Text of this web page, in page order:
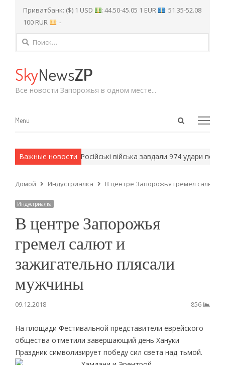
Приватбанк: ($) 1 USD : 44.50-45.05 1 EUR
: 51.35-52.08
100 RUR
: -
Найти:
SkyNewsZP
Все новости Запорожья в одном месте...
Open
Menu
Menu
Важные новости
методы. Російські війська завдали 974 удари по
Домой Индустриалка В центре Запорожья гремел салют
Индустриалка
В центре Запорожья
гремел салют и
зажигательно плясали
мужчины
09.12.2018 856
На площади Фестивальной представители еврейского
общества отметили завершающий день Хануки
Праздник символизирует победу сил света над тьмой.